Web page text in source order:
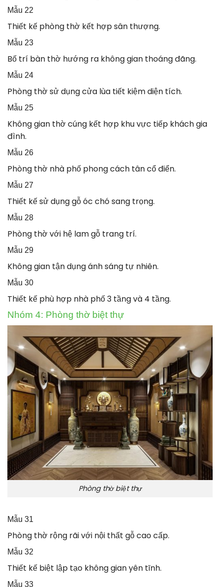
Mẫu 22
Thiết kế phòng thờ kết hợp sân thượng.
Mẫu 23
Bố trí bàn thờ hướng ra không gian thoáng đãng.
Mẫu 24
Phòng thờ sử dụng cửa lùa tiết kiệm diện tích.
Mẫu 25
Không gian thờ cúng kết hợp khu vực tiếp khách gia
đình.
Mẫu 26
Phòng thờ nhà phố phong cách tân cổ điển.
Mẫu 27
Thiết kế sử dụng gỗ óc chó sang trọng.
Mẫu 28
Phòng thờ với hệ lam gỗ trang trí.
Mẫu 29
Không gian tận dụng ánh sáng tự nhiên.
Mẫu 30
Thiết kế phù hợp nhà phố 3 tầng và 4 tầng.
Nhóm 4: Phòng thờ biệt thự
Phòng thờ biệt thự
Mẫu 31
Phòng thờ rộng rãi với nội thất gỗ cao cấp.
Mẫu 32
Thiết kế biệt lập tạo không gian yên tĩnh.
Mẫu 33